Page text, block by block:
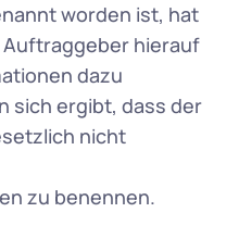
worden ist, hat
hierauf
dazu
sich ergibt, dass der
nicht
zu benennen.